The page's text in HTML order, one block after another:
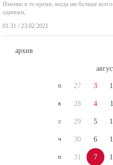
Именно в то время, когда им больше
одиноки,
01:31 / 23.02.2021
архив
п
в
с
ч
п
27
28
29
30
31
3
4
5
6
7